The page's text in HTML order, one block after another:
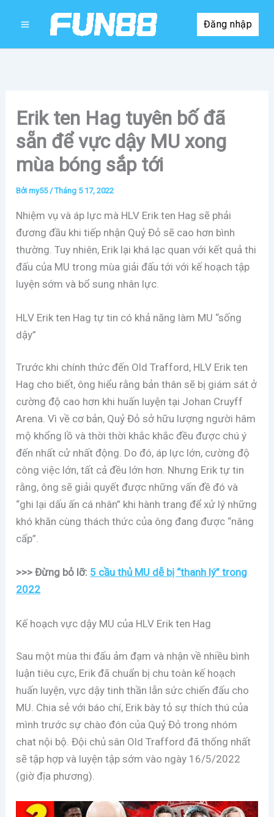
Đăng nhập
Erik ten Hag tuyên bố đã
sẵn để vực dậy MU xong
mùa bóng sắp tới
Bởimy55 /Tháng 5 17, 2022
Nhiệm vụ và áp lực mà HLV Erik ten Hag sẽ phải
đương đầu khi tiếp nhận Quỷ Đỏ sẽ cao hơn bình
thường. Tuy nhiên, Erik lại khá lạc quan với kết quả thi
đấu của MU trong mùa giải đấu tới với kế hoạch tập
luyện sớm và bổ sung nhân lực.
HLV Erik ten Hag tự tin có khả năng làm MU “sống
dậy”
Trước khi chính thức đến Old Trafford, HLV Erik ten
Hag cho biết, ông hiểu rằng bản thân sẽ bị giám sát ở
cường độ cao hơn khi huấn luyện tại Johan Cruyff
Arena. Vì về cơ bản, Quỷ Đỏ sở hữu lượng người hâm
mộ khổng lồ và thời thời khắc khắc đều được chú ý
đến nhất cử nhất động. Do đó, áp lực lớn, cường độ
công việc lớn, tất cả đều lớn hơn. Nhưng Erik tự tin
rằng, ông sẽ giải quyết được những vấn đề đó và
“ghi lại dấu ấn cá nhân” khi hành trang để xử lý những
khó khăn cùng thách thức của ông đang được “nâng
cấp”.
>>> Đừng bỏ lỡ: 5 cầu thủ MU dễ bị “thanh lý” trong
2022
Kế hoạch vực dậy MU của HLV Erik ten Hag
Sau một mùa thi đấu ảm đạm và nhận về nhiều bình
luận tiêu cực, Erik đã chuẩn bị chu toàn kế hoạch
huấn luyện, vực dậy tinh thần lẫn sức chiến đấu cho
MU. Chia sẻ với báo chí, Erik bày tỏ sự thích thú của
mình trước sự chào đón của Quỷ Đỏ trong nhóm
chat nội bộ. Đội chủ sân Old Trafford đã thống nhất
sẽ tập hợp và luyện tập sớm vào ngày 16/5/2022
(giờ địa phương).